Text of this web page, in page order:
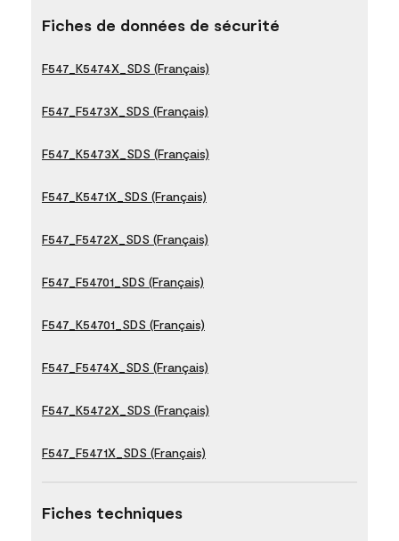
Fiches de données de sécurité
F547_K5474X_SDS (Français)
F547_F5473X_SDS (Français)
F547_K5473X_SDS (Français)
F547_K5471X_SDS (Français)
F547_F5472X_SDS (Français)
F547_F54701_SDS (Français)
F547_K54701_SDS (Français)
F547_F5474X_SDS (Français)
F547_K5472X_SDS (Français)
F547_F5471X_SDS (Français)
Fiches techniques